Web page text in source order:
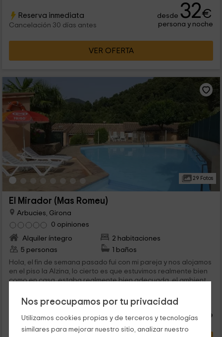
Nos preocupamos por tu privacidad
Utilizamos cookies propias y de terceros y tecnologías
similares para mejorar nuestro sitio, analizar nuestro
Reserva inmediata
Cancelación 30 días antes
desde 32€
persona y noche
VER OFERTA
29 Fotos
El Mirador (Mas Romeu)
Arbucies, Girona
0 opiniones
Alquiler íntegro
2 habitaciones
5 personas
1 baños
Hola, el fin de semana pasado fui con mi pareja y nos alojamos
en el piso la Alzina, lo cierto es que estuvimos realmente bien
como en casa, estaba realmente bien adecuada, el ambiente
atendió el dueño que fue muy afable en explicarnos como iba
todo. Asimismo estaba bien por que nos dejaron mucha
información sobre el sitio y lo que se podía visitar, lo cierto es
que los 3 días que pasamos estuvimos muy a gusto.
Reserva inmediata
Cancelación 30 días antes
desde
persona y noche